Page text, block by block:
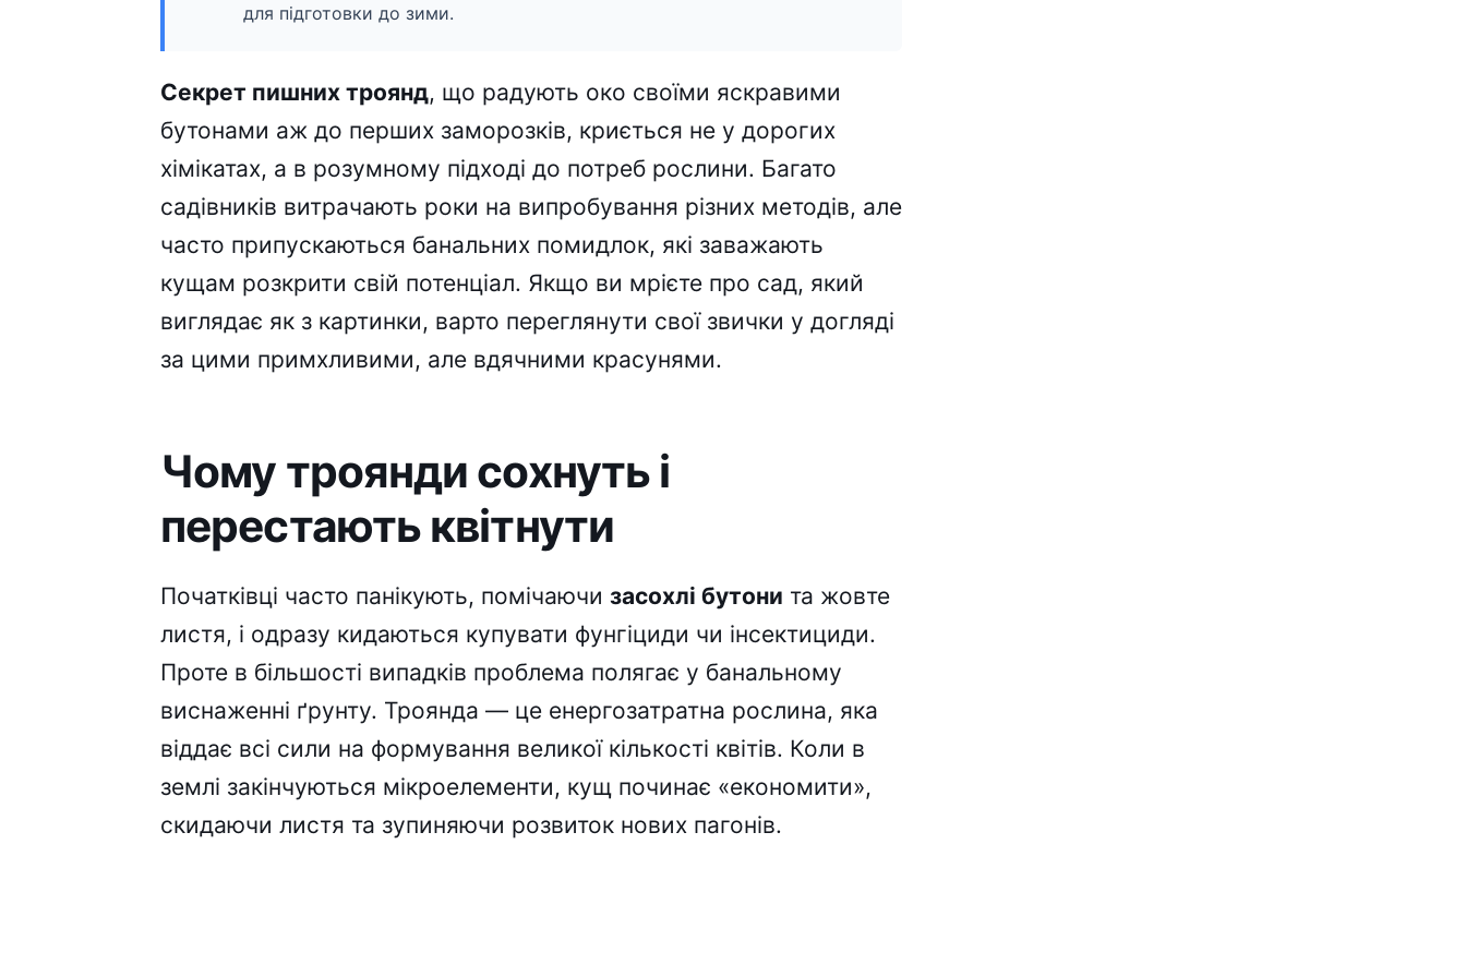
для підготовки до зими.
Секрет пишних троянд, що радують око своїми яскравими
бутонами аж до перших заморозків, криється не у дорогих
хімікатах, а в розумному підході до потреб рослини. Багато
садівників витрачають роки на випробування різних методів, але
часто припускаються банальних помидлок, які заважають
кущам розкрити свій потенціал. Якщо ви мрієте про сад, який
виглядає як з картинки, варто переглянути свої звички у догляді
за цими примхливими, але вдячними красунями.
Чому троянди сохнуть і
перестають квітнути
Початківці часто панікують, помічаючи засохлі бутони та жовте
листя, і одразу кидаються купувати фунгіциди чи інсектициди.
Проте в більшості випадків проблема полягає у банальному
виснаженні ґрунту. Троянда — це енергозатратна рослина, яка
віддає всі сили на формування великої кількості квітів. Коли в
землі закінчуються мікроелементи, кущ починає «економити»,
скидаючи листя та зупиняючи розвиток нових пагонів.